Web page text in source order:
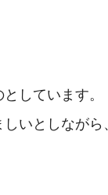
しています。
いとしなが